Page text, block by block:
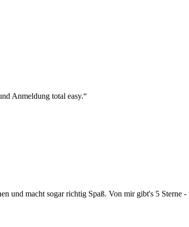
Anmeldung total easy.“
und macht sogar richtig Spaß. Von mir gibt's 5 Sterne